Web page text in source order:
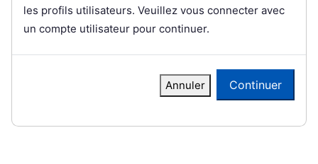
les profils utilisateurs. Veuillez vous connecter avec
un compte utilisateur pour continuer.
Annuler Continuer